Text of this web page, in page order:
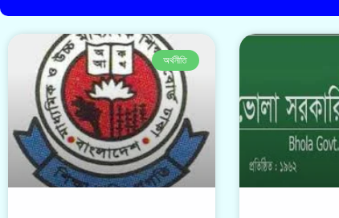
অর্থনীতি